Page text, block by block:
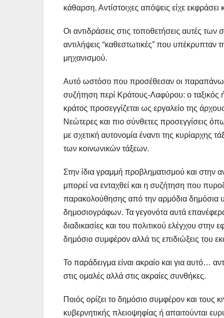
κάθαρση. Αντίστοιχες απόψεις είχε εκφράσει
Οι αντιδράσεις στις τοποθετήσεις αυτές
αντιλήψεις “καθεστωτικές” που
μηχανισμού.
Αυτό ωστόσο που προσέθεσαν οι παραπάνω
συζήτηση περί Κράτους-Λαφύρου: ο ταξικός
κράτος προσεγγίζεται ως εργαλείο της
Νεώτερες και πιο σύνθετες προσεγγίσεις
με σχετική αυτονομία έναντι της κυρίαρχης
των κοινωνικών τάξεων.
Στην ίδια γραμμή προβληματισμού και στην
μπορεί να ενταχθεί και η συζήτηση που
παρακολούθησης από την αρμόδια δημόσια
δημοσιογράφων. Τα γεγονότα αυτά
διαδικασίες και του πολιτικού ελέγχου
δημόσιο συμφέρον αλλά τις επιδιώξεις του
Το παράδειγμα είναι ακραίο και για αυτό…
στις ομαλές αλλά στις ακραίες συνθήκες.
Ποιός ορίζει το δημόσιο συμφέρον και τους
κυβερνητικής πλειοψηφίας ή απαιτούνται